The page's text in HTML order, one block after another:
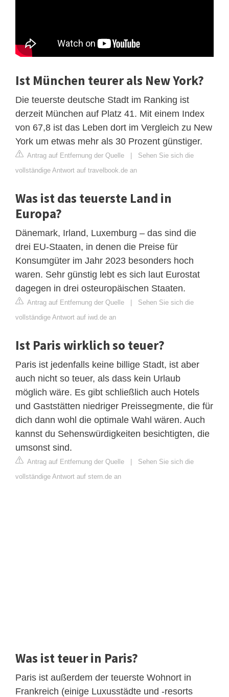
Ist München teurer als New York?
Die teuerste deutsche Stadt im Ranking ist
derzeit München auf Platz 41. Mit einem Index
von 67,8 ist das Leben dort im Vergleich zu New
York um etwas mehr als 30 Prozent günstiger.
Antrag auf Entfernung der Quelle | Sehen Sie sich die
vollständige Antwort auf travelbook.de an
Was ist das teuerste Land in
Europa?
Dänemark, Irland, Luxemburg – das sind die
drei EU-Staaten, in denen die Preise für
Konsumgüter im Jahr 2023 besonders hoch
waren. Sehr günstig lebt es sich laut Eurostat
dagegen in drei osteuropäischen Staaten.
Antrag auf Entfernung der Quelle | Sehen Sie sich die
vollständige Antwort auf iwd.de an
Ist Paris wirklich so teuer?
Paris ist jedenfalls keine billige Stadt, ist aber
auch nicht so teuer, als dass kein Urlaub
möglich wäre. Es gibt schließlich auch Hotels
und Gaststätten niedriger Preissegmente, die für
dich dann wohl die optimale Wahl wären. Auch
kannst du Sehenswürdigkeiten besichtigten, die
umsonst sind.
Antrag auf Entfernung der Quelle | Sehen Sie sich die
vollständige Antwort auf stern.de an
Was ist teuer in Paris?
Paris ist außerdem der teuerste Wohnort in
Frankreich (einige Luxusstädte und -resorts